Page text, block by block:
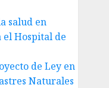
salud en
Hospital de
de Ley en
Naturales